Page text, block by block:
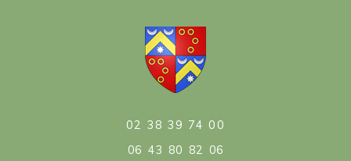
02 38 39 74 00
06 43 80 82 06